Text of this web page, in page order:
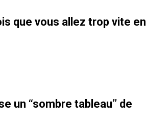
que vous allez trop vite en
‘‘sombre tableau’’ de